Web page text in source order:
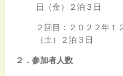
日（金）２泊３日
２回目：２０２２年１
（土）２泊３日
２．参加者人数